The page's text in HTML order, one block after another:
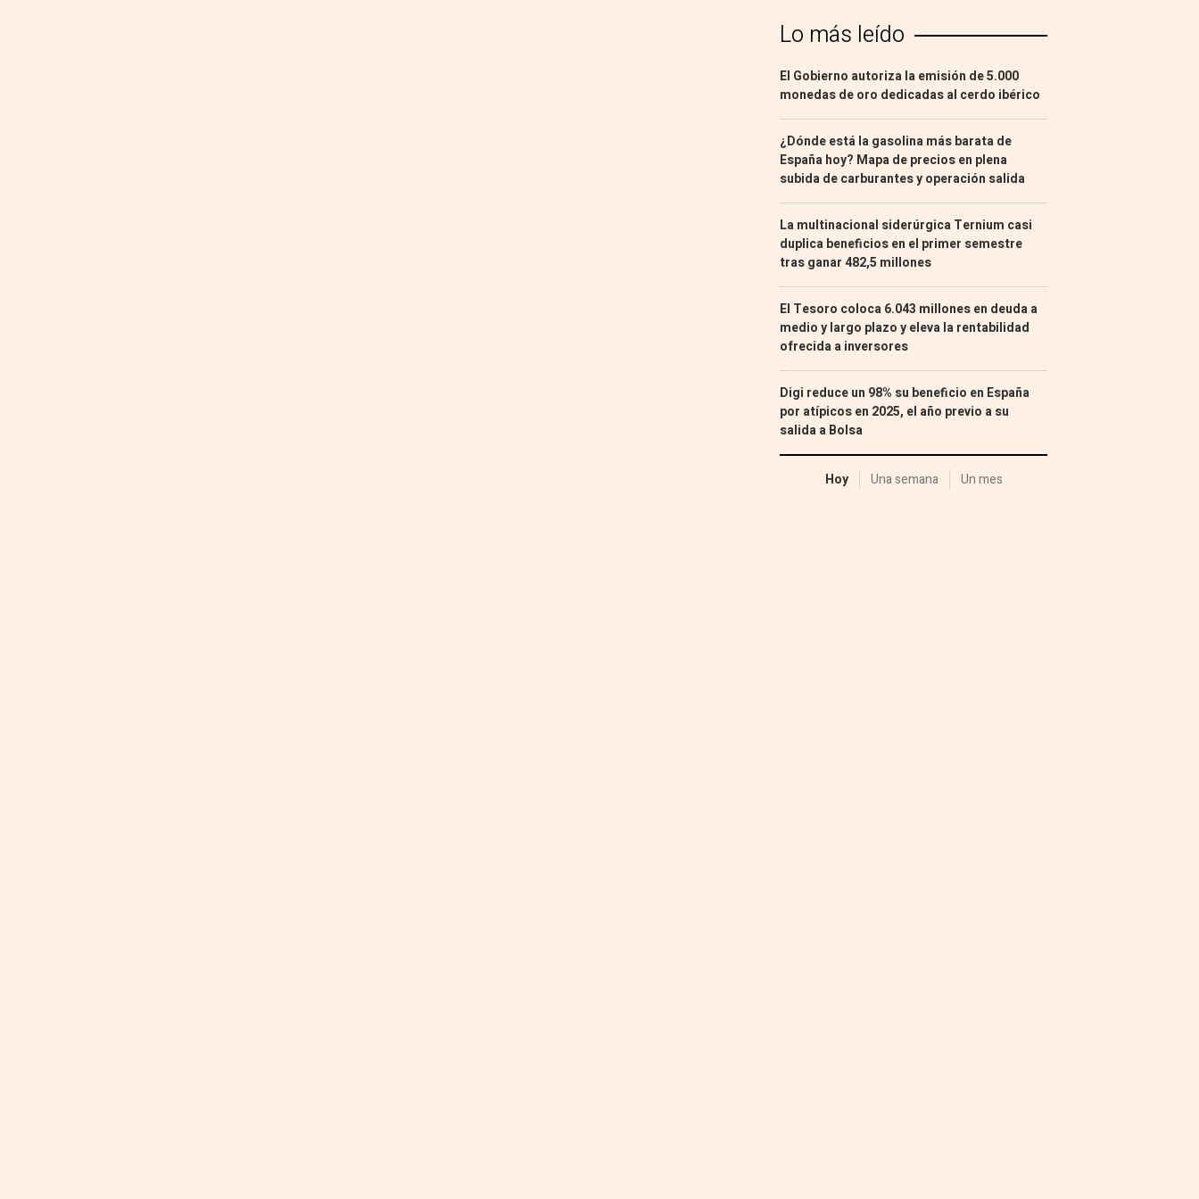
Lo más leído
El Gobierno autoriza la emisión de 5.000
monedas de oro dedicadas al cerdo ibérico
¿Dónde está la gasolina más barata de
España hoy? Mapa de precios en plena
subida de carburantes y operación salida
La multinacional siderúrgica Ternium casi
duplica beneficios en el primer semestre
tras ganar 482,5 millones
El Tesoro coloca 6.043 millones en deuda a
medio y largo plazo y eleva la rentabilidad
ofrecida a inversores
Digi reduce un 98% su beneficio en España
por atípicos en 2025, el año previo a su
salida a Bolsa
Hoy Una semana Un mes